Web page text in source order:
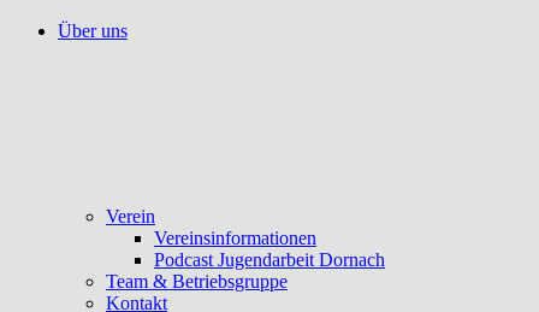
Über uns
Verein
Vereinsinformationen
Podcast Jugendarbeit Dornach
Team & Betriebsgruppe
Kontakt